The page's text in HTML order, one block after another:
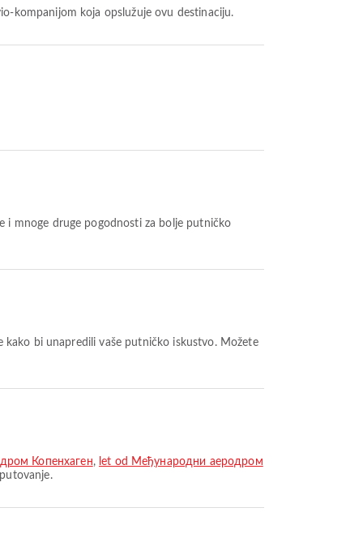
kompanijom koja opslužuje ovu destinaciju.
i mnoge druge pogodnosti za bolje putničko
kako bi unapredili vaše putničko iskustvo. Možete
Копенхаген, let od Међународни аеродром